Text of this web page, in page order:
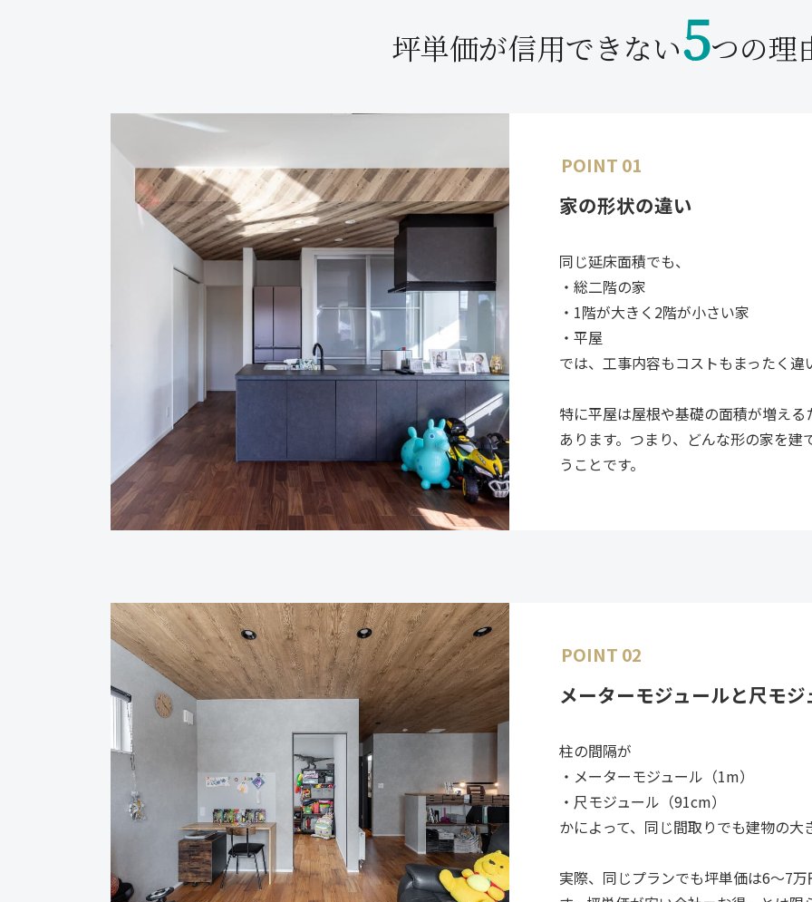
坪単価が信用できない5つの理
POINT 01
家の形状の違い
同じ延床面積でも、
・総二階の家
・1階が大きく2階が小さい家
・平屋
では、工事内容もコストもまったく違
特に平屋は屋根や基礎の面積が増え
あります。つまり、どんな形の家を
うことです。
POINT 02
メーターモジュールと尺モ
柱の間隔が
・メーターモジュール（1m）
・尺モジュール（91cm）
かによって、同じ間取りでも建物の大
実際、同じプランでも坪単価は6〜7